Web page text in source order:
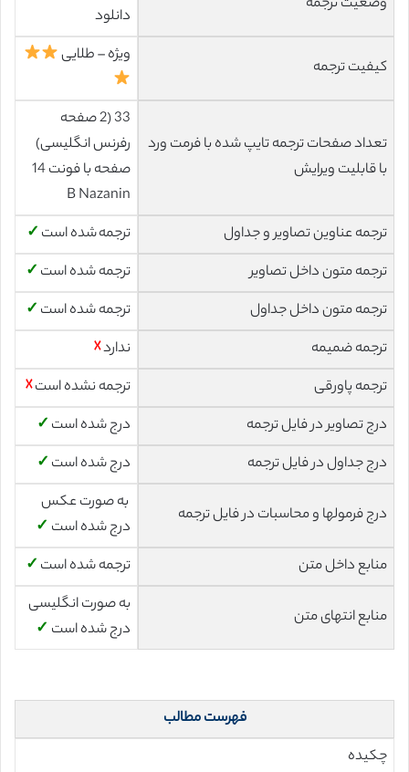
دانلود
کیفیت ترجمه
ویژه – طلایی
تعداد صفحات ترجمه تایپ شده با فرمت ورد
با قابلیت ویرایش
33 (2 صفحه
رفرنس انگلیسی)
صفحه با فونت 14
B Nazanin
ترجمه عناوین تصاویر و جداول
ترجمه شده است ✓
ترجمه متون داخل تصاویر
ترجمه شده است ✓
ترجمه متون داخل جداول
ترجمه شده است ✓
ترجمه ضمیمه
ندارد☓
ترجمه پاورقی
ترجمه نشده است☓
درج تصاویر در فایل ترجمه
درج شده است ✓
درج جداول در فایل ترجمه
درج شده است ✓
درج فرمولها و محاسبات در فایل ترجمه
به صورت عکس
درج شده است ✓
منابع داخل متن
ترجمه شده است ✓
منابع انتهای متن
به صورت انگلیسی
درج شده است ✓
فهرست مطالب
چکیده